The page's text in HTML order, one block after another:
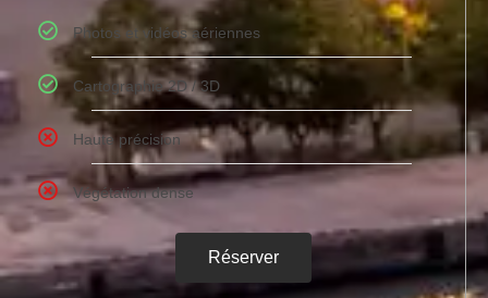
Photos et vidéos aériennes
Cartographie 2D / 3D
Haute précision
Végétation dense
Réserver